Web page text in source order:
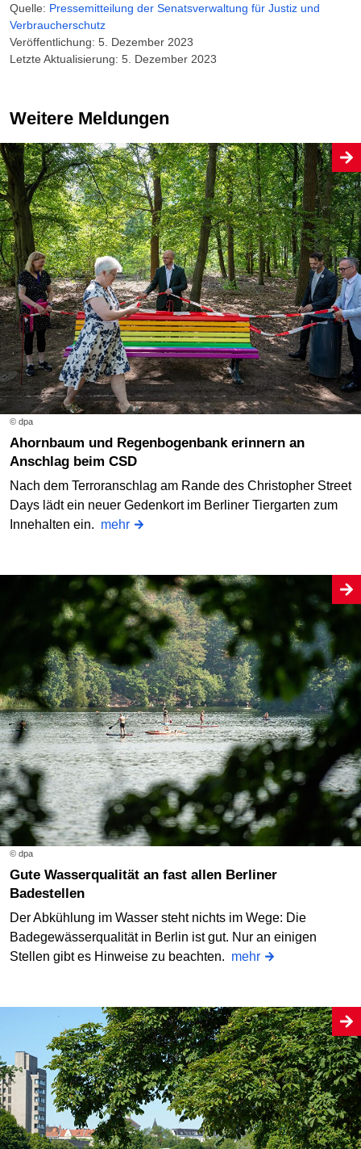
Quelle: Pressemitteilung der Senatsverwaltung für Justiz und
Verbraucherschutz
Veröffentlichung: 5. Dezember 2023
Letzte Aktualisierung: 5. Dezember 2023
Weitere Meldungen
© dpa
Ahornbaum und Regenbogenbank erinnern an
Anschlag beim CSD
Nach dem Terroranschlag am Rande des Christopher Street
Days lädt ein neuer Gedenkort im Berliner Tiergarten zum
Innehalten ein. mehr
© dpa
Gute Wasserqualität an fast allen Berliner
Badestellen
Der Abkühlung im Wasser steht nichts im Wege: Die
Badegewässerqualität in Berlin ist gut. Nur an einigen
Stellen gibt es Hinweise zu beachten. mehr